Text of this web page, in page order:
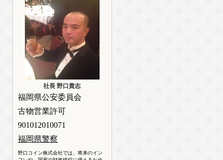
社長 野口貴志
福岡県公安委員会
古物営業許可
901012010071
福岡県警察
野口コイン株式会社では、将来のイン